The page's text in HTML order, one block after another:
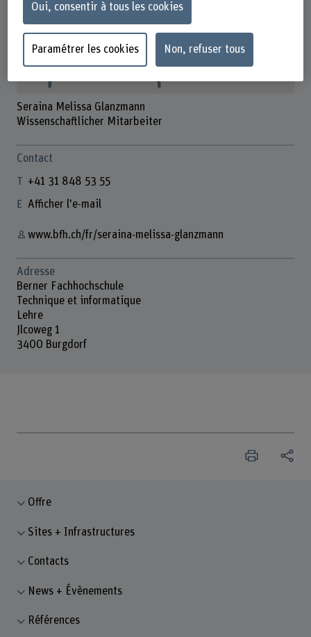
Seraina Melissa Glanzmann
Wissenschaftlicher Mitarbeiter
Contact
+41 31 848 53 55
Afficher l'e-mail
www.bfh.ch/fr/seraina-melissa-glanzmann
Adresse
Berner Fachhochschule
Technique et informatique
Lehre
Jlcoweg 1
3400 Burgdorf
Offre
Sites + Infrastructures
Contacts
News + Évènements
Références
Oui, consentir à tous les cookies
Paramétrer les cookies Non, refuser tous